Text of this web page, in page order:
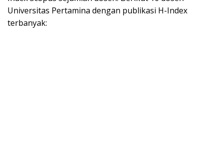
Universitas Pertamina dengan publikasi H-Index
terbanyak: